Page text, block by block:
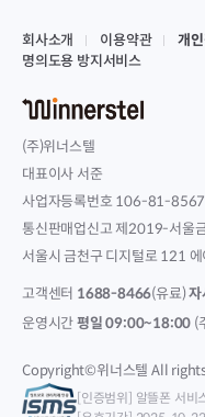
회사소개 이용약관 개
명의도용 방지서비스
(주)위너스텔
대표이사 서준
사업자등록번호 106-81-
통신판매업신고 제2019-서울
서울시 금천구 디지털로 121
고객센터 1688-8466(유료)
운영시간평일 09:00~18:00 (
Copyright©위너스텔 All
[인증범위] 알뜰폰 서비